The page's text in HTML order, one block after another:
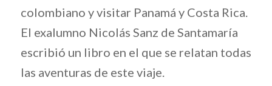
colombiano y visitar Panamá y Costa Rica.
El exalumno Nicolás Sanz de Santamaría
escribió un libro en el que se relatan todas
las aventuras de este viaje.